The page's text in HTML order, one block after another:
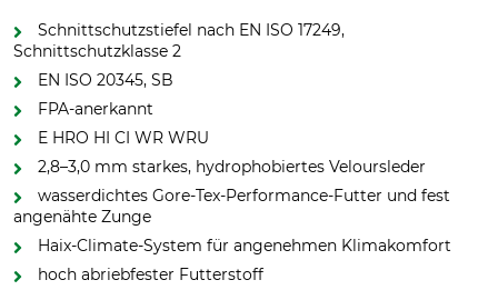
Schnittschutzstiefel nach EN ISO 17249,
Schnittschutzklasse 2
EN ISO 20345, SB
FPA-anerkannt
E HRO HI CI WR WRU
2,8–3,0 mm starkes, hydrophobiertes Veloursleder
wasserdichtes Gore-Tex-Performance-Futter und fest
angenähte Zunge
Haix-Climate-System für angenehmen Klimakomfort
hoch abriebfester Futterstoff